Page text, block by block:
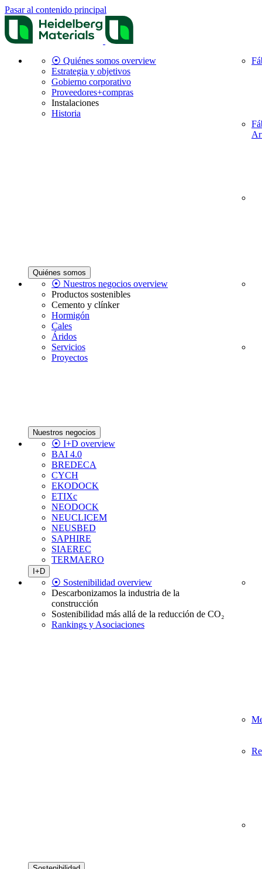
Pasar al contenido principal
⦿ Quiénes somos overview
Estrategia y objetivos
Gobierno corporativo
Proveedores+compras
Instalaciones
Historia
Quiénes somos
⦿ Nuestros negocios overview
Productos sostenibles
Cemento y clínker
Hormigón
Cales
Áridos
Servicios
Proyectos
Nuestros negocios
⦿ I+D overview
BAI 4.0
BREDECA
CYCH
EKODOCK
ETIXc
NEODOCK
NEUCLICEM
NEUSBED
SAPHIRE
SIAEREC
TERMAERO
I+D
⦿ Sostenibilidad overview
Descarbonizamos la industria de la
construcción
Sostenibilidad más allá de la reducción de CO₂
Rankings y Asociaciones